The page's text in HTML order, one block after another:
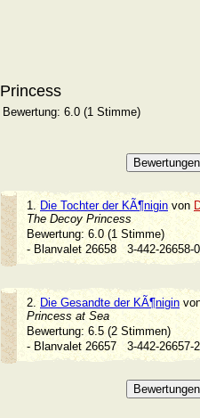
Princess
Bewertung: 6.0 (1 Stimme)
1. Die Tochter der KÃ¶niginvon
The Decoy Princess
Bewertung: 6.0 (1 Stimme)
- Blanvalet 26658 3-442-
2. Die Gesandte der KÃ¶nigin
Princess at Sea
Bewertung: 6.5 (2 Stimmen)
- Blanvalet 26657 3-442-